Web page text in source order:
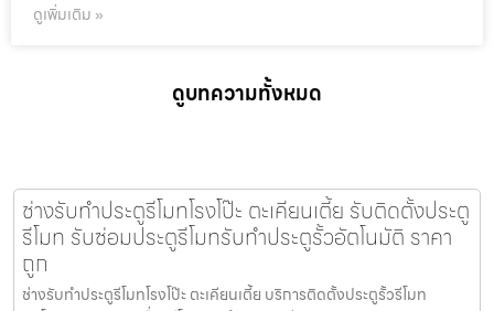
ดูเพิ่มเติม »
ดูบทความทั้งหมด
ช่างรับทำประตูรีโมทโรงโป๊ะ ตะเคียนเตี้ย รับติดตั้งประตู
รีโมท รับซ่อมประตูรีโมทรับทำประตูรั้วอัตโนมัติ ราคา
ถูก
ช่างรับทำประตูรีโมทโรงโป๊ะ ตะเคียนเตี้ย บริการติดตั้งประตูรั้วรีโมท